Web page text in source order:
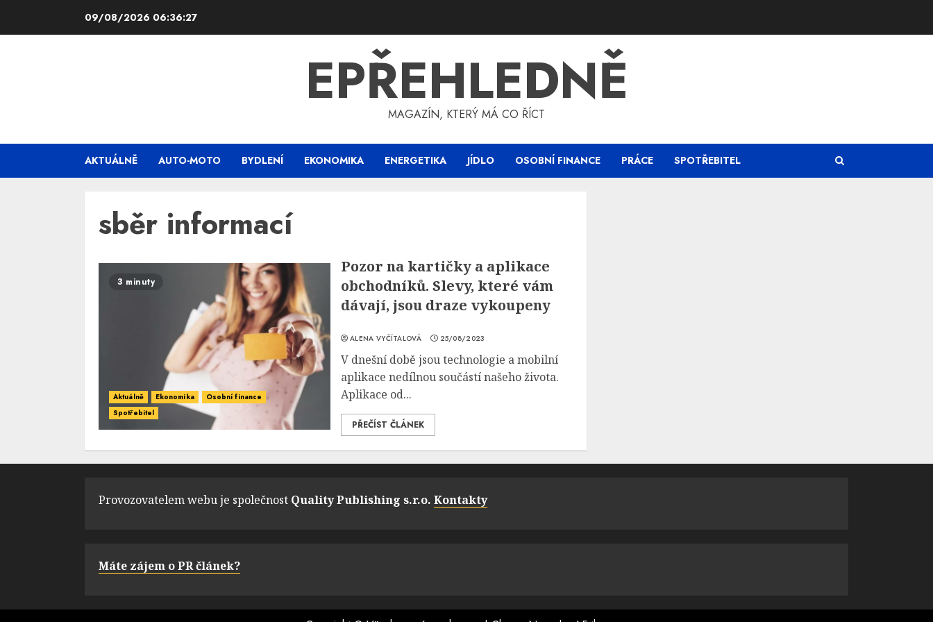
09/08/2026 06:36:28
EPŘEHLEDNĚ
MAGAZÍN, KTERÝ MÁ CO ŘÍCT
AKTUÁLNĚ AUTO-MOTO BYDLENÍ EKONOMIKA ENERGETIKA JÍDLO OSOBNÍ FINANCE PRÁCE SPOTŘEBITEL
sběr informací
3 minuty
Aktuálně Ekonomika
Osobní finance
Spotřebitel
Pozor na kartičky a aplikace
obchodníků. Slevy, které vám
dávají, jsou draze vykoupeny
ALENA VYČÍTALOVÁ 25/08/2023
V dnešní době jsou technologie a mobilní
aplikace nedílnou součástí našeho života.
Aplikace od...
PŘEČÍST ČLÁNEK
Provozovatelem webu je společnost Quality Publishing s.r.o. Kontakty
Máte zájem o PR článek?